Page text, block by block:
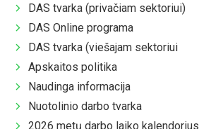
DAS tvarka (privačiam sektoriui)
DAS Online programa
DAS tvarka (viešajam sektoriui
Apskaitos politika
Naudinga informacija
Nuotolinio darbo tvarka
2026 metų darbo laiko kalendorius